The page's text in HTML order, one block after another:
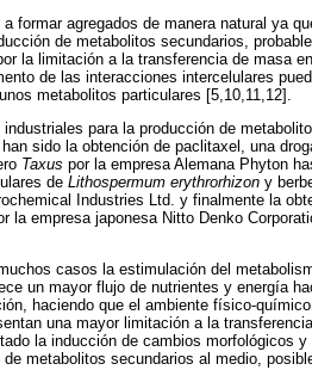
formar agregados de manera natural ya
de metabolitos secundarios,
la limitación a la transferencia de masa
de las interacciones intercelulares
metabolitos particulares [5,10,11,12].
para la producción de
sido la obtención de paclitaxel, una
Taxus por la empresa Alemana Phyton
de Lithospermum erythrorhizon y
Industries Ltd. y finalmente la
la empresa japonesa Nitto Denko
casos la estimulación del
un mayor flujo de nutrientes y energía
haciendo que el ambiente físico-
una mayor limitación a la
la inducción de cambios morfológicos
metabolitos secundarios al medio,